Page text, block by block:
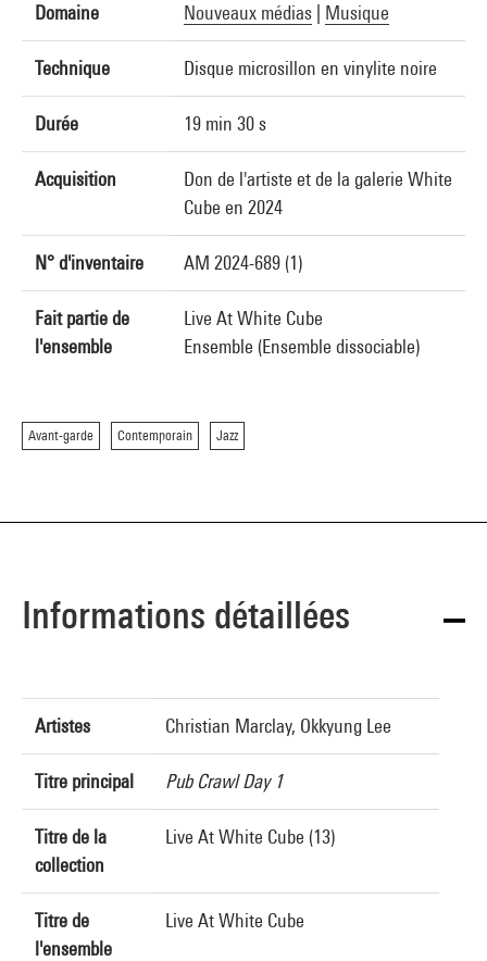
Domaine Nouveaux médias Musique
Technique Disque microsillon en vinylite noire
Durée 19 min 30 s
Acquisition
Don de l'artiste et de la galerie White
Cube en 2024
N° d'inventaire AM 2024-689 (1)
Fait partie de
l'ensemble
Live At White Cube
Ensemble (Ensemble dissociable)
Avant-garde Contemporain Jazz
Informations détaillées
Artistes Christian Marclay, Okkyung Lee
Titre principal Pub Crawl Day 1
Titre de la
collection
Live At White Cube (13)
Titre de
l'ensemble
Live At White Cube